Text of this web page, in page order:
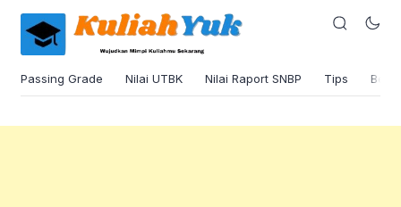
Passing Grade Nilai UTBK Nilai Raport SNBP Tips